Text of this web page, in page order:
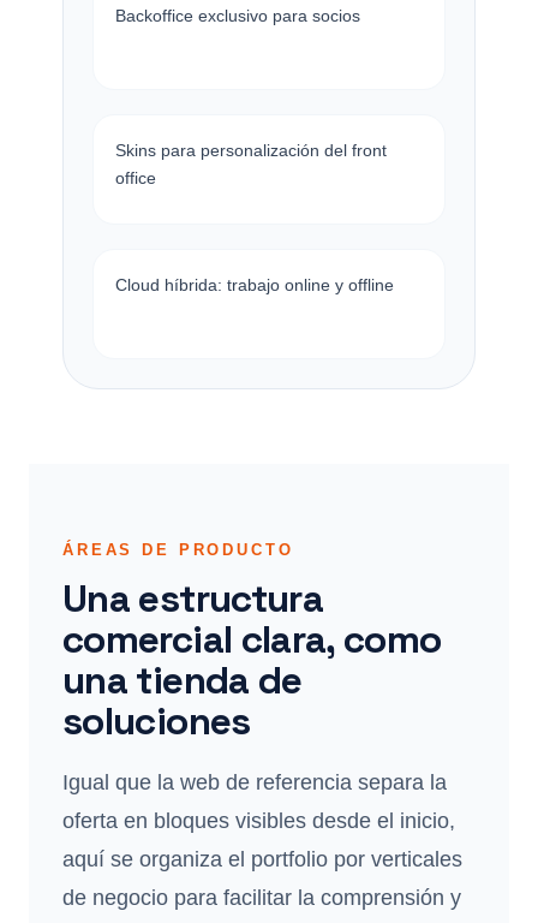
Backoffice exclusivo para socios
Skins para personalización del front
office
Cloud híbrida: trabajo online y offline
ÁREAS DE PRODUCTO
Una estructura
comercial clara, como
una tienda de
soluciones
Igual que la web de referencia separa la
oferta en bloques visibles desde el inicio,
aquí se organiza el portfolio por verticales
de negocio para facilitar la comprensión y